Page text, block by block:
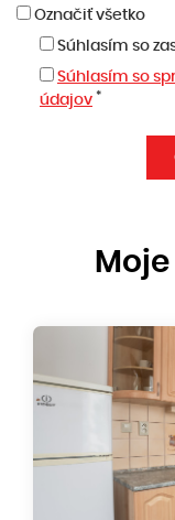
Označiť všetko
Súhlasím so
Súhlasím so
údajov *